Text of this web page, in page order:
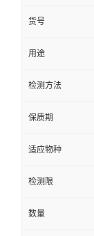
货号
用途
检测方法
保质期
适应物种
检测限
数量